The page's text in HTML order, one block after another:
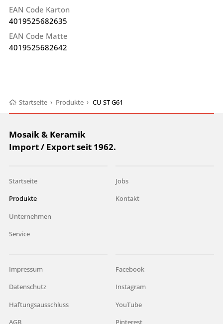
EAN Code Karton
4019525682635
EAN Code Matte
4019525682642
Startseite › Produkte › CU ST G61
Mosaik & Keramik
Import / Export seit 1962.
Startseite
Produkte
Unternehmen
Service
Jobs
Kontakt
Impressum
Datenschutz
Haftungsausschluss
Facebook
Instagram
YouTube